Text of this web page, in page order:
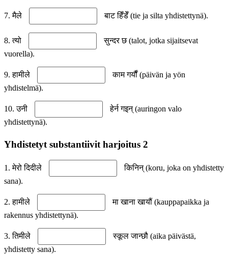
7. मैले बाट हिँडेँ (tie ja silta yhdistettynä).
8. त्यो
सुन्दर छ (talot, jotka sijaitsevat
vuorella).
9. हामीले
काम गर्यौं (päivän ja yön
yhdistelmä).
10. उनी
हेर्न गइन् (auringon valo
yhdistettynä).
Yhdistetyt substantiivit harjoitus 2
1. मेरो दिदीले
किनिन् (koru, joka on yhdistetty
sana).
2. हामीले
मा खाना खायौं (kauppapaikka ja
rakennus yhdistettynä).
3. तिमीले
स्कूल जान्छौ (aika päivästä,
yhdistetty sana).